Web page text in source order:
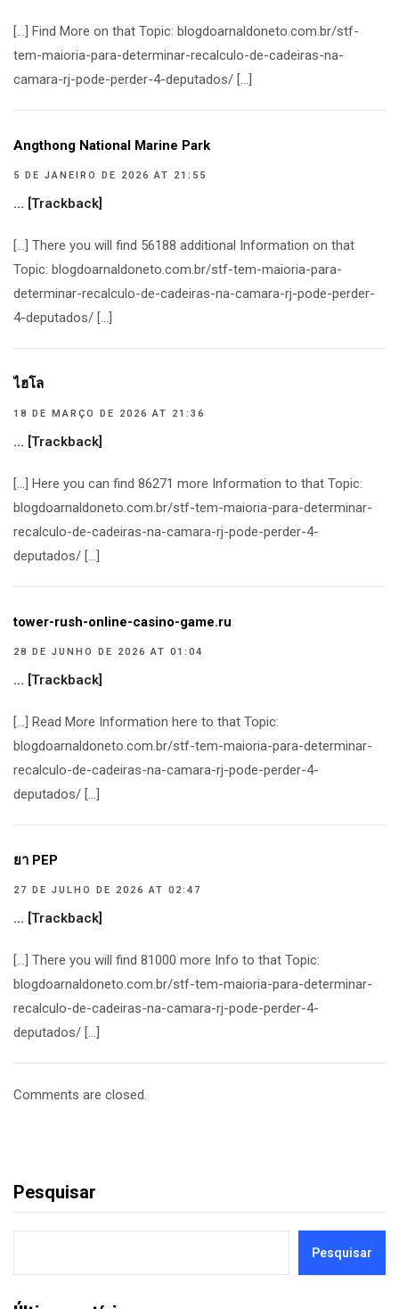
[…] Find More on that Topic: blogdoarnaldoneto.com.br/stf-
tem-maioria-para-determinar-recalculo-de-cadeiras-na-
camara-rj-pode-perder-4-deputados/ […]
Angthong National Marine Park
5 DE JANEIRO DE 2026 AT 21:55
… [Trackback]
[…] There you will find 56188 additional Information on that
Topic: blogdoarnaldoneto.com.br/stf-tem-maioria-para-
determinar-recalculo-de-cadeiras-na-camara-rj-pode-perder-
4-deputados/ […]
ไฮโล
18 DE MARÇO DE 2026 AT 21:36
… [Trackback]
[…] Here you can find 86271 more Information to that Topic:
blogdoarnaldoneto.com.br/stf-tem-maioria-para-determinar-
recalculo-de-cadeiras-na-camara-rj-pode-perder-4-
deputados/ […]
tower-rush-online-casino-game.ru
28 DE JUNHO DE 2026 AT 01:04
… [Trackback]
[…] Read More Information here to that Topic:
blogdoarnaldoneto.com.br/stf-tem-maioria-para-determinar-
recalculo-de-cadeiras-na-camara-rj-pode-perder-4-
deputados/ […]
ยา PEP
27 DE JULHO DE 2026 AT 02:47
… [Trackback]
[…] There you will find 81000 more Info to that Topic:
blogdoarnaldoneto.com.br/stf-tem-maioria-para-determinar-
recalculo-de-cadeiras-na-camara-rj-pode-perder-4-
deputados/ […]
Comments are closed.
Pesquisar
Pesquisar